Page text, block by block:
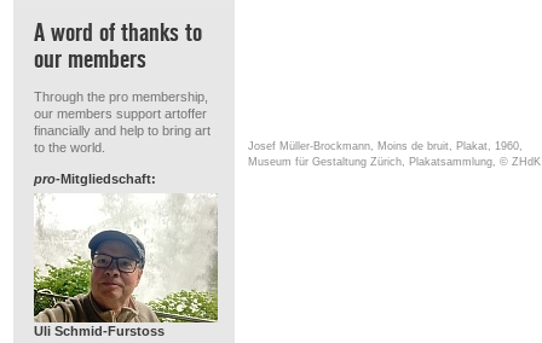
A word of thanks to
our members
Through the pro membership,
our members support artoffer
financially and help to bring art
to the world.
pro-Mitgliedschaft:
Uli Schmid-Furstoss
Josef Müller-Brockmann, Moins de bruit, Plakat, 1960,
Museum für Gestaltung Zürich, Plakatsammlung, © ZHdK